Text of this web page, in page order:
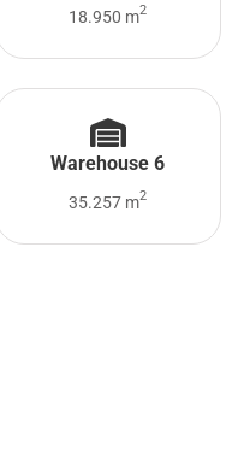
18.950 m2
Warehouse 6
35.257 m2